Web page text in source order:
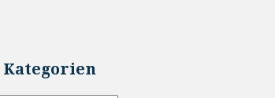
Kategorien